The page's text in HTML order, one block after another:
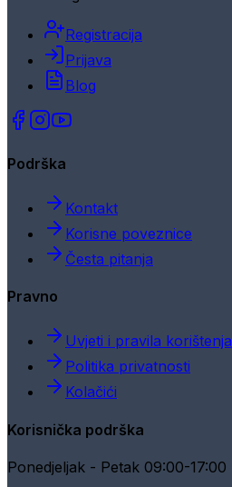
Registracija
Prijava
Blog
Podrška
Kontakt
Korisne poveznice
Česta pitanja
Pravno
Uvjeti i pravila korištenja
Politika privatnosti
Kolačići
Korisnička podrška
Ponedjeljak - Petak 09:00-17:00